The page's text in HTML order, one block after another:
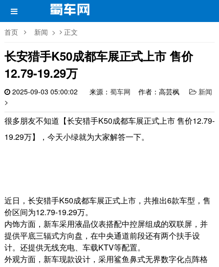
首页 新闻 > 正文
长安猎手K50成都车展正式上市 售价
12.79-19.29万
2025-09-03 05:00:02 来源： 蜀车网 作者：高芸枫
新闻
>
很多朋友不知道【长安猎手K50成都车展正式上市 售价12.79-
19.29万】，今天小绿就为大家解答一下。
近日，长安猎手K50成都车展正式上市，共推出6款车型，售
价区间为12.79-19.29万。
内饰方面，新车采用液晶仪表搭配中控屏组成的双联屏，并
提供平底三辐式方向盘，在中央通道前段还有两个扶手设
计。还提供无线充电、车载KTV等配置。
外观方面，新车现款设计，采用鲨鱼鼻式无界数字化点阵格